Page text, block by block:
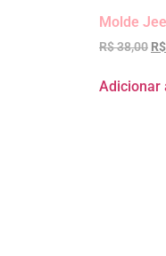
Molde
R$38,00 R$
Adicionar